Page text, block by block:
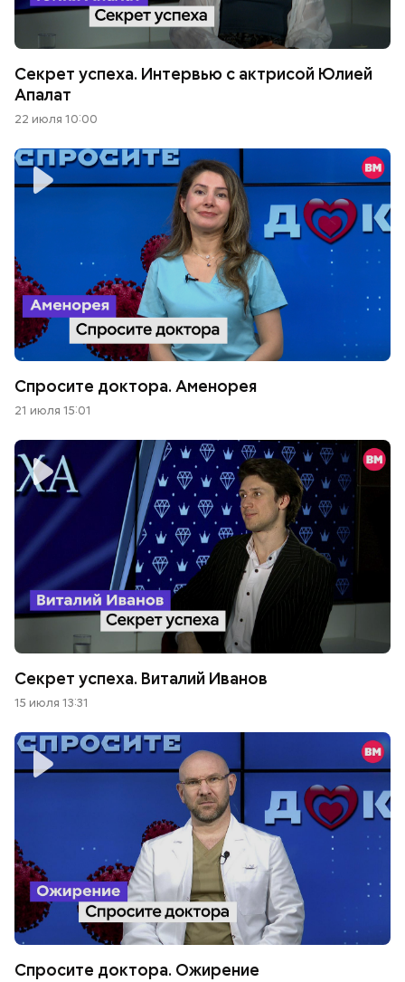
Секрет успеха. Интервью с актрисой Юлией
Апалат
22 июля 10:00
Спросите доктора. Аменорея
21 июля 15:01
Секрет успеха. Виталий Иванов
15 июля 13:31
Спросите доктора. Ожирение